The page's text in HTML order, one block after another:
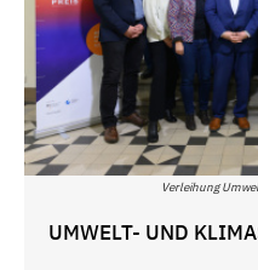
Verleihung
UMWELT- UND